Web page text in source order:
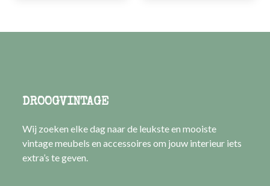
DROOGVINTAGE
Wij zoeken elke dag naar de leukste en mooiste
vintage meubels en accessoires om jouw interieur iets
extra’s te geven.